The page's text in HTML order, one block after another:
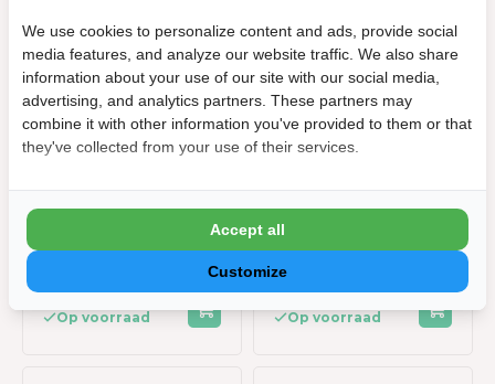
Orion windscherm -
360 cm - Wit
Geschikt voor zijkant
van:
3,6 m
Materiaal doek:
€ 629,10
Op voorraad
Orion windscherm -
265 cm - Wit
Geschikt voor zijkant
van:
2,65 m
Materiaal doek:
Kleurcode:
€ 539,10
€ 599,00
Op voorraad
We use cookies to personalize content and ads, provide social
media features, and analyze our website traffic. We also share
information about your use of our site with our social media,
advertising, and analytics partners. These partners may
combine it with other information you've provided to them or that
they've collected from your use of their services.
Customize
Accept all